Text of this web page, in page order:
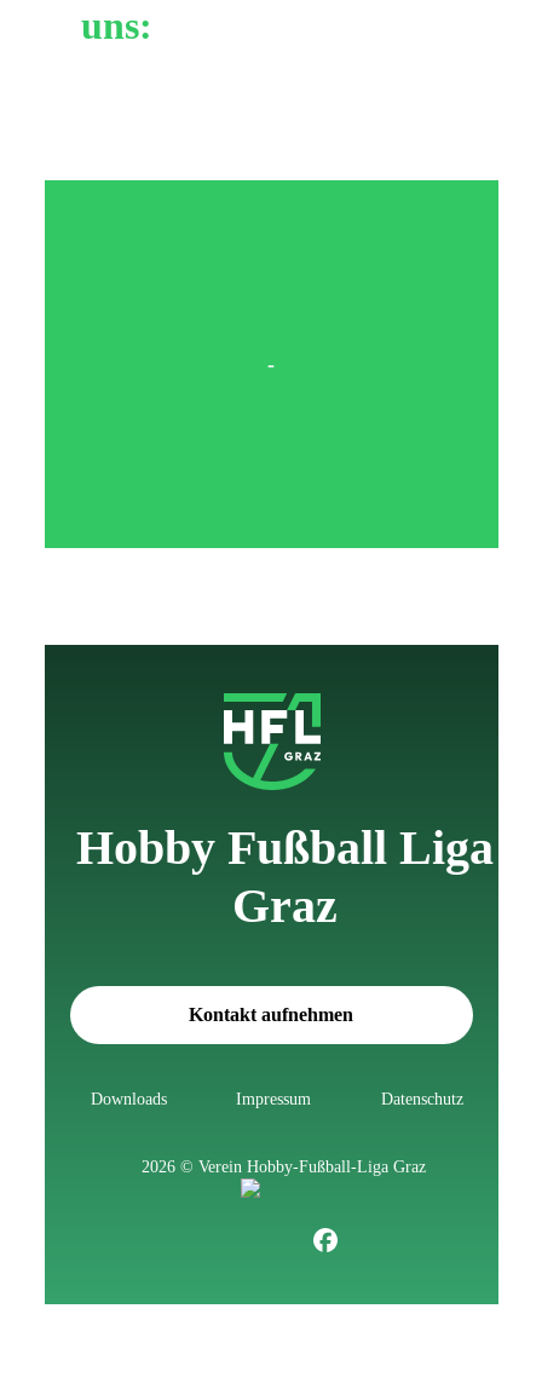
uns:
-
Hobby Fußball Liga
Graz
Kontakt aufnehmen
2026 © Verein Hobby-Fußball-Liga Graz
Downloads Impressum Datenschutz